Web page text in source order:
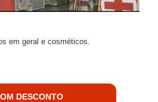
em geral e cosméticos.
DESCONTO